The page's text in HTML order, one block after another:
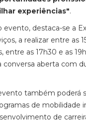
experiências".
evento, destaca-se a
a realizar entre as
entre as 17h30 e as
conversa aberta com
também poderá
de mobilidade
de